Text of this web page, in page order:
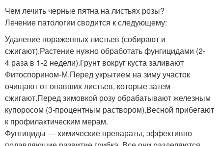
Чем лечить черные пятна на листьях розы?
Лечение патологии сводится к следующему:
Удаление пораженных листьев (собирают и
сжигают).Растение нужно обработать фунгицидами (2-
4 раза в 1-2 недели).Грунт вокруг куста заливают
Фитоспорином-М.Перед укрытием на зиму участок
очищают от опавших листьев, которые затем
сжигают.Перед зимовкой розу обрабатывают железным
купоросом (3-процентным раствором).Весной прибегают
к профилактическим мерам.
Фунгициды — химические препараты, эффективно